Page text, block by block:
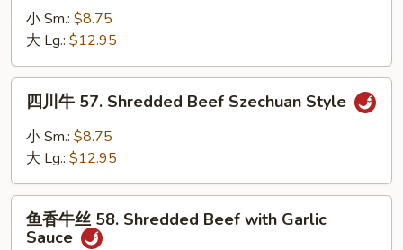
Peas
56.
Beef
with
Mushrooms
小 Sm.: $8.75
大 Lg.: $12.95
57.
Beef
Szechuan
Style
四川牛 57. Shredded Beef Szechuan Style
小 Sm.: $8.75
大 Lg.: $12.95
鱼香牛丝 58. Shredded Beef with Garlic
Sauce